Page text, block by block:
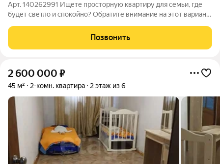
Арт. 140262991 Ищете просторную квартиру для семьи, где
будет светло и спокойно? Обратите внимание на этот вариант!
расположения есть свой плюс: окна здесь находятся высоко от
земли. Значит,
Позвонить
2 600 000 ₽
45 м² 2-комн. квартира 2 этаж из 6